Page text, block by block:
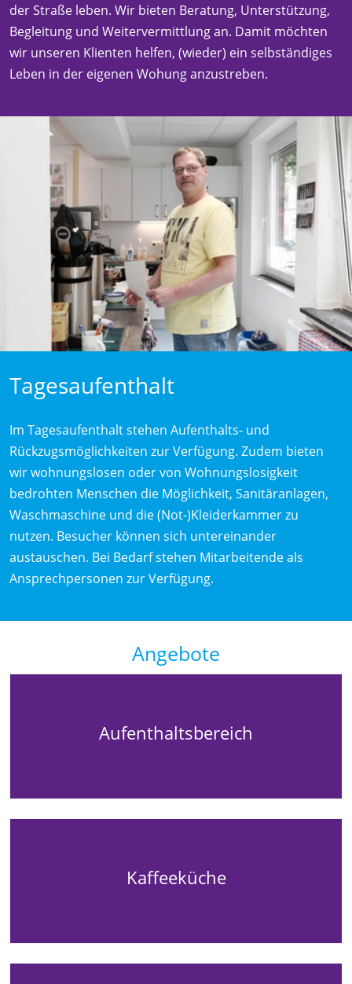
der Straße leben. Wir bieten Beratung, Unterstützung,
Begleitung und Weitervermittlung an. Damit möchten
wir unseren Klienten helfen, (wieder) ein selbständiges
Leben in der eigenen Wohung anzustreben.
Tagesaufenthalt
Im Tagesaufenthalt stehen Aufenthalts- und
Rückzugsmöglichkeiten zur Verfügung. Zudem bieten
wir wohnungslosen oder von Wohnungslosigkeit
bedrohten Menschen die Möglichkeit, Sanitäranlagen,
Waschmaschine und die (Not-)Kleiderkammer zu
nutzen. Besucher können sich untereinander
austauschen. Bei Bedarf stehen Mitarbeitende als
Ansprechpersonen zur Verfügung.
Angebote
Aufenthaltsbereich
Kaffeeküche